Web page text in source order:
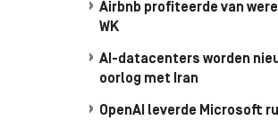
Airbnb profiteerde van
WK
AI-datacenters worden
oorlog met Iran
OpenAI leverde Microsoft